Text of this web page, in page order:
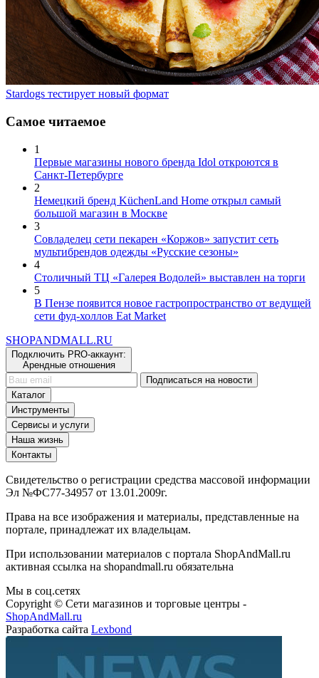
Stardogs тестирует новый формат
Самое читаемое
1
Первые магазины нового бренда Idol откроются в
Санкт-Петербурге
2
Немецкий бренд KüchenLand Home открыл самый
большой магазин в Москве
3
Совладелец сети пекарен «Коржов» запустит сеть
мультибрендов одежды «Русские сезоны»
4
Столичный ТЦ «Галерея Водолей» выставлен на торги
5
В Пензе появится новое гастропространство от ведущей
сети фуд-холлов Eat Market
SHOPANDMALL.RU
Подключить PRO-аккаунт:
Арендные отношения
Подписаться на новости
Каталог
Инструменты
Сервисы и услуги
Наша жизнь
Контакты
Свидетельство о регистрации средства массовой информации
Эл №ФС77-34957 от 13.01.2009г.
Права на все изображения и материалы, представленные на
портале, принадлежат их владельцам.
При использовании материалов с портала ShopAndMall.ru
активная ссылка на shopandmall.ru обязательна
Мы в соц.сетях
Copyright © Сети магазинов и торговые центры -
ShopAndMall.ru
Разработка сайтаLexbond